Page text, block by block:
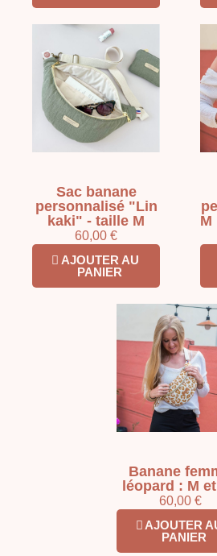
Sac banane
personnalisé "Lin
kaki" - taille M
60,00 €
AJOUTER AU
PANIER
M
Banane
léopard : M
60,00 €
AJOUTER
PANIER